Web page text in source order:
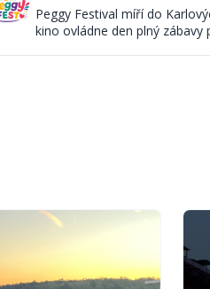
Peggy Festival míří do
kino ovládne den plný zábavy